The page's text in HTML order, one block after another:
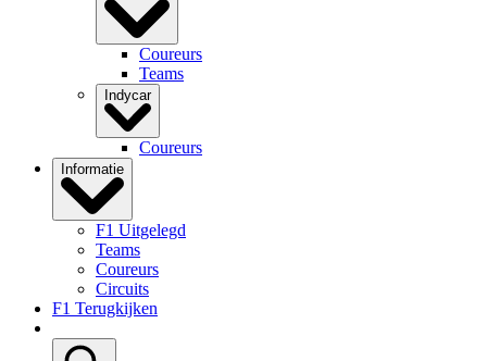
Coureurs
Teams
Indycar
Coureurs
Informatie
F1 Uitgelegd
Teams
Coureurs
Circuits
F1 Terugkijken